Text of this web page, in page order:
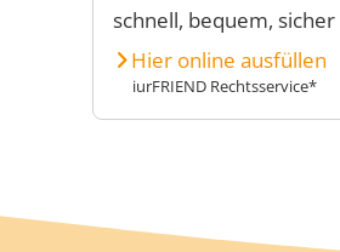
schnell, bequem, sicher
Hier online ausfüllen
iurFRIEND Rechtsservice*